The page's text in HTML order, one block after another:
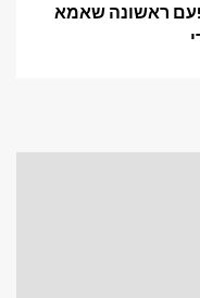
ראשונה שאמא